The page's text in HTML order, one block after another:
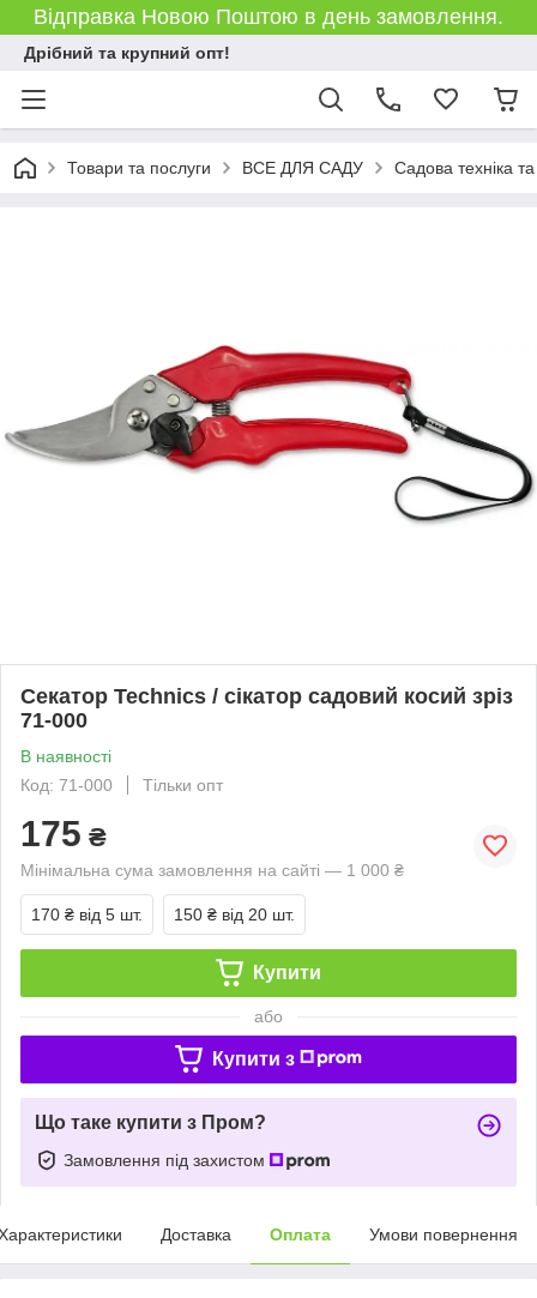
Відправка Новою Поштою в день замовлення.
Дрібний та крупний опт!
Товари та послуги ВСЕ ДЛЯ САДУ Садова техніка
Секатор Technics / сікатор садовий косий зріз
71-000
В наявності
Код: 71-000
Тільки опт
175 ₴
Мінімальна сума замовлення на сайті — 1 000 ₴
170 ₴ від 5 шт. 150 ₴ від 20 шт.
Купити
або
Купити з
Що таке купити з Пром?
Замовлення під захистом
Доставка Оплата Умови повернення